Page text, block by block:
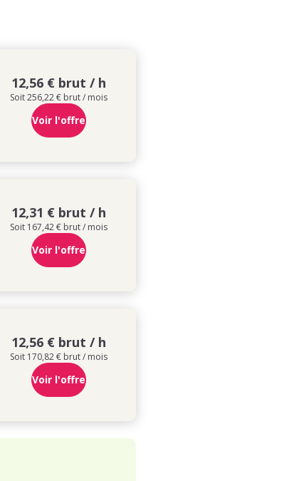
12,56 € brut / h
Soit 256,22 € brut / mois
Voir l'offre
12,31 € brut / h
Soit 167,42 € brut / mois
Voir l'offre
12,56 € brut / h
Soit 170,82 € brut / mois
Voir l'offre